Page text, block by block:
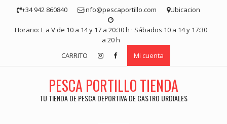
contenido
+34 942 860840 info@pescaportillo.com Ubicacion
Horario: L a V de 10 a 14 y 17 a 20:30 h · Sábados 10 a 14 y 17:30
a 20 h
CARRITO
Mi cuenta
PESCA PORTILLO TIENDA
TU TIENDA DE PESCA DEPORTIVA DE CASTRO URDIALES